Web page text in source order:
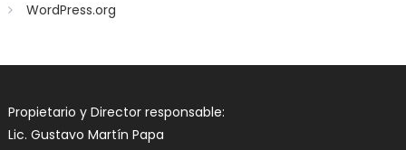
WordPress.org
Propietario y Director responsable:
Lic. Gustavo Martín Papa